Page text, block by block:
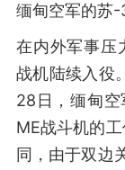
缅甸空军的苏
在内外军事压
战机陆续入役
28日，缅甸
ME战斗机的
同，由于双边